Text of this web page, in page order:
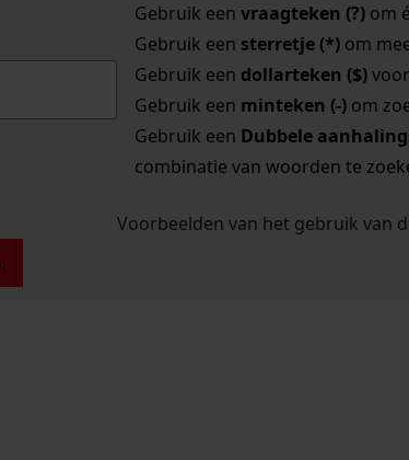
Gebruik een vraagteken (?)om
Gebruik een sterretje (*)om
Gebruik een dollarteken ($)voor
Gebruik een minteken (-)om
Gebruik een Dubbele
combinatie van woorden te
Voorbeelden van het gebruik van